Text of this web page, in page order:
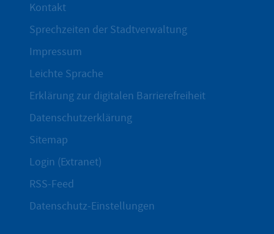
Kontakt
Sprechzeiten der Stadtverwaltung
Impressum
Leichte Sprache
Erklärung zur digitalen Barrierefreiheit
Datenschutzerklärung
Sitemap
Login (Extranet)
RSS-Feed
Datenschutz-Einstellungen